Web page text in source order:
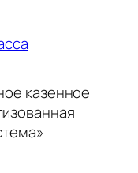
казенное